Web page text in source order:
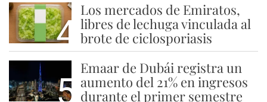
4
Los mercados de Emiratos,
libres de lechuga vinculada al
brote de ciclosporiasis
5
Emaar de Dubái registra un
aumento del 21% en ingresos
durante el primer semestre